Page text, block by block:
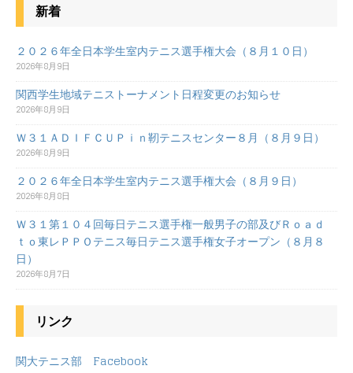
新着
２０２６年全日本学生室内テニス選手権大会（８月１０日）
2026年8月9日
関西学生地域テニストーナメント日程変更のお知らせ
2026年8月9日
Ｗ３１ＡＤＩＦＣＵＰｉｎ靭テニスセンター８月（８月９日）
2026年8月9日
２０２６年全日本学生室内テニス選手権大会（８月９日）
2026年8月8日
Ｗ３１第１０４回毎日テニス選手権一般男子の部及びＲｏａｄ
ｔｏ東レＰＰＯテニス毎日テニス選手権女子オープン（８月８
日）
2026年8月7日
リンク
関大テニス部 Facebook